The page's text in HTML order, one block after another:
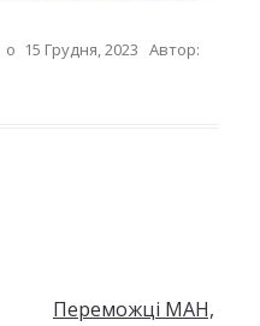
о 15 Грудня, 2023 Автор:
Переможці МАН,